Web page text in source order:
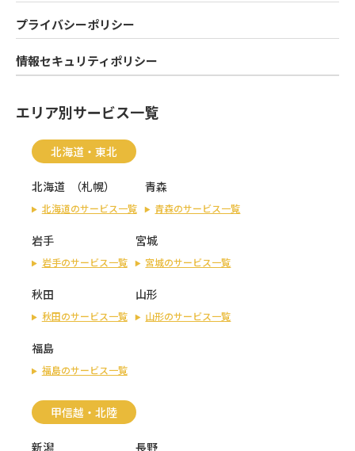
プライバシーポリシー
情報セキュリティポリシー
エリア別サービス一覧
北海道・東北
北海道 （札幌）
北海道のサービス一覧
青森
青森のサービス一覧
岩手
岩手のサービス一覧
宮城
宮城のサービス一覧
秋田
秋田のサービス一覧
山形
山形のサービス一覧
福島
福島のサービス一覧
甲信越・北陸
新潟 長野